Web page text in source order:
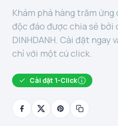
Khám phá hàng trăm ứng
độc đáo được chia sẻ bởi
DINHDANH. Cài đặt ngay
chỉ với một cú click.
Cài đặt 1-Click